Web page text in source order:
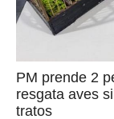
PM prende 2
resgata aves
tratos